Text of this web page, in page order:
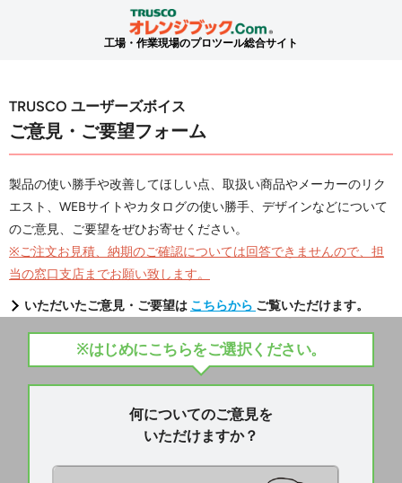
工場・作業現場のプロツール総合サイト
TRUSCO ユーザーズボイス
ご意見・ご要望フォーム
製品の使い勝手や改善してほしい点、取扱い商品やメーカーのリク
エスト、WEBサイトやカタログの使い勝手、デザインなどについて
のご意見、ご要望をぜひお寄せください。
※ご注文お見積、納期のご確認については回答できませんので、担
当の窓口支店までお願い致します。
いただいたご意見・ご要望は こちらから ご覧いただけます。
※はじめにこちらをご選択ください。
何についてのご意見を
いただけますか？